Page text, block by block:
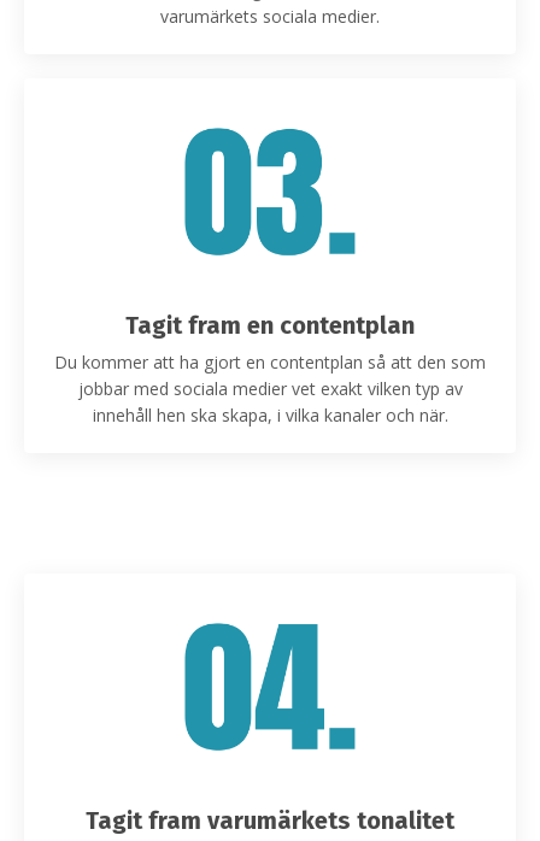
varumärkets sociala medier.
Tagit fram en contentplan
Du kommer att ha gjort en contentplan så att den som
jobbar med sociala medier vet exakt vilken typ av
innehåll hen ska skapa, i vilka kanaler och när.
Tagit fram varumärkets tonalitet